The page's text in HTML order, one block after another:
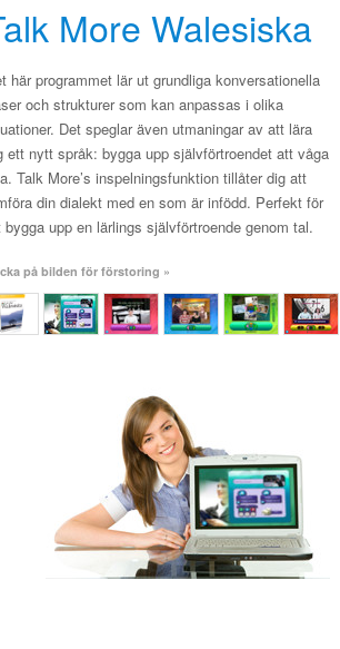
More Walesiska
här programmet lär ut grundliga konversationella
och strukturer som kan anpassas i olika
Det speglar även utmaningar av att lära
ett nytt språk: bygga upp självförtroendet att våga
Talk More’s inspelningsfunktion tillåter dig att
din dialekt med en som är infödd. Perfekt för
bygga upp en lärlings självförtroende genom tal.
på bilden för förstoring »